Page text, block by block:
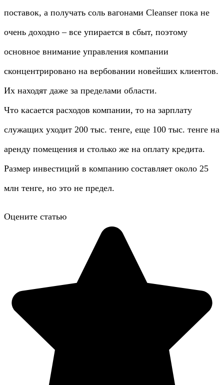
поставок, а получать соль вагонами Cleanser пока не
очень доходно – все упирается в сбыт, поэтому
основное внимание управления компании
сконцентрировано на вербовании новейших клиентов.
Их находят даже за пределами области.
Что касается расходов компании, то на зарплату
служащих уходит 200 тыс. тенге, еще 100 тыс. тенге на
аренду помещения и столько же на оплату кредита.
Размер инвестиций в компанию составляет около 25
млн тенге, но это не предел.
Оцените статью